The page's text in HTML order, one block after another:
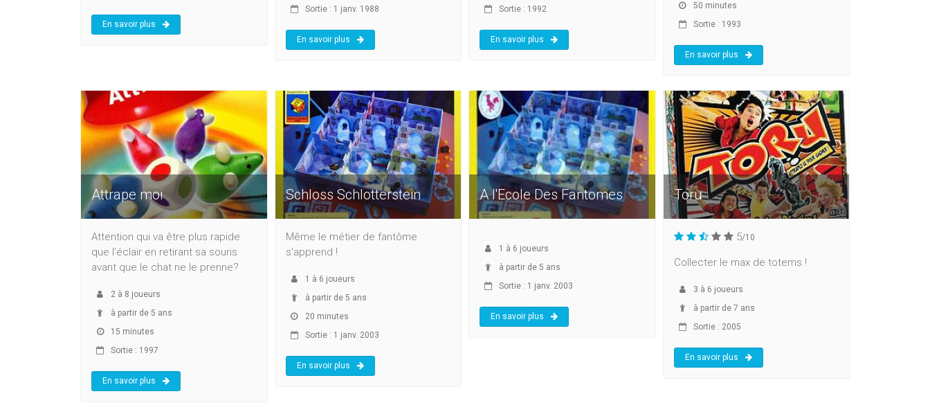
En savoir plus
Sortie : 1 janv. 1988
En savoir plus
Sortie : 1992
En savoir plus
50 minutes
Sortie : 1993
En savoir plus
Attrape moi
Attention qui va être plus rapide
que l'éclair en retirant sa souris
avant que le chat ne le prenne?
2 à 8 joueurs
à partir de 5 ans
15 minutes
Sortie : 1997
En savoir plus
Schloss Schlotterstein
Même le métier de fantôme
s'apprend !
1 à 6 joueurs
à partir de 5 ans
20 minutes
Sortie : 1 janv. 2003
En savoir plus
A l'Ecole Des Fantomes
1 à 6 joueurs
à partir de 5 ans
Sortie : 1 janv. 2003
En savoir plus
Toru
5/10
Collecter le max de totems !
3 à 6 joueurs
à partir de 7 ans
Sortie : 2005
En savoir plus